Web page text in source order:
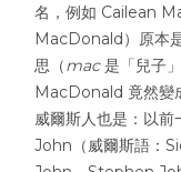
名，例如 Cailean
MacDonald）原本
思（mac是「兒子
MacDonald 竟然變
威爾斯人也是：以前
John（威爾斯語：